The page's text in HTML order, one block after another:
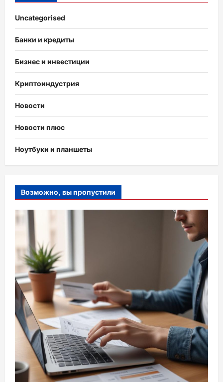
Uncategorised
Банки и кредиты
Бизнес и инвестиции
Криптоиндустрия
Новости
Новости плюс
Ноутбуки и планшеты
Возможно, вы пропустили